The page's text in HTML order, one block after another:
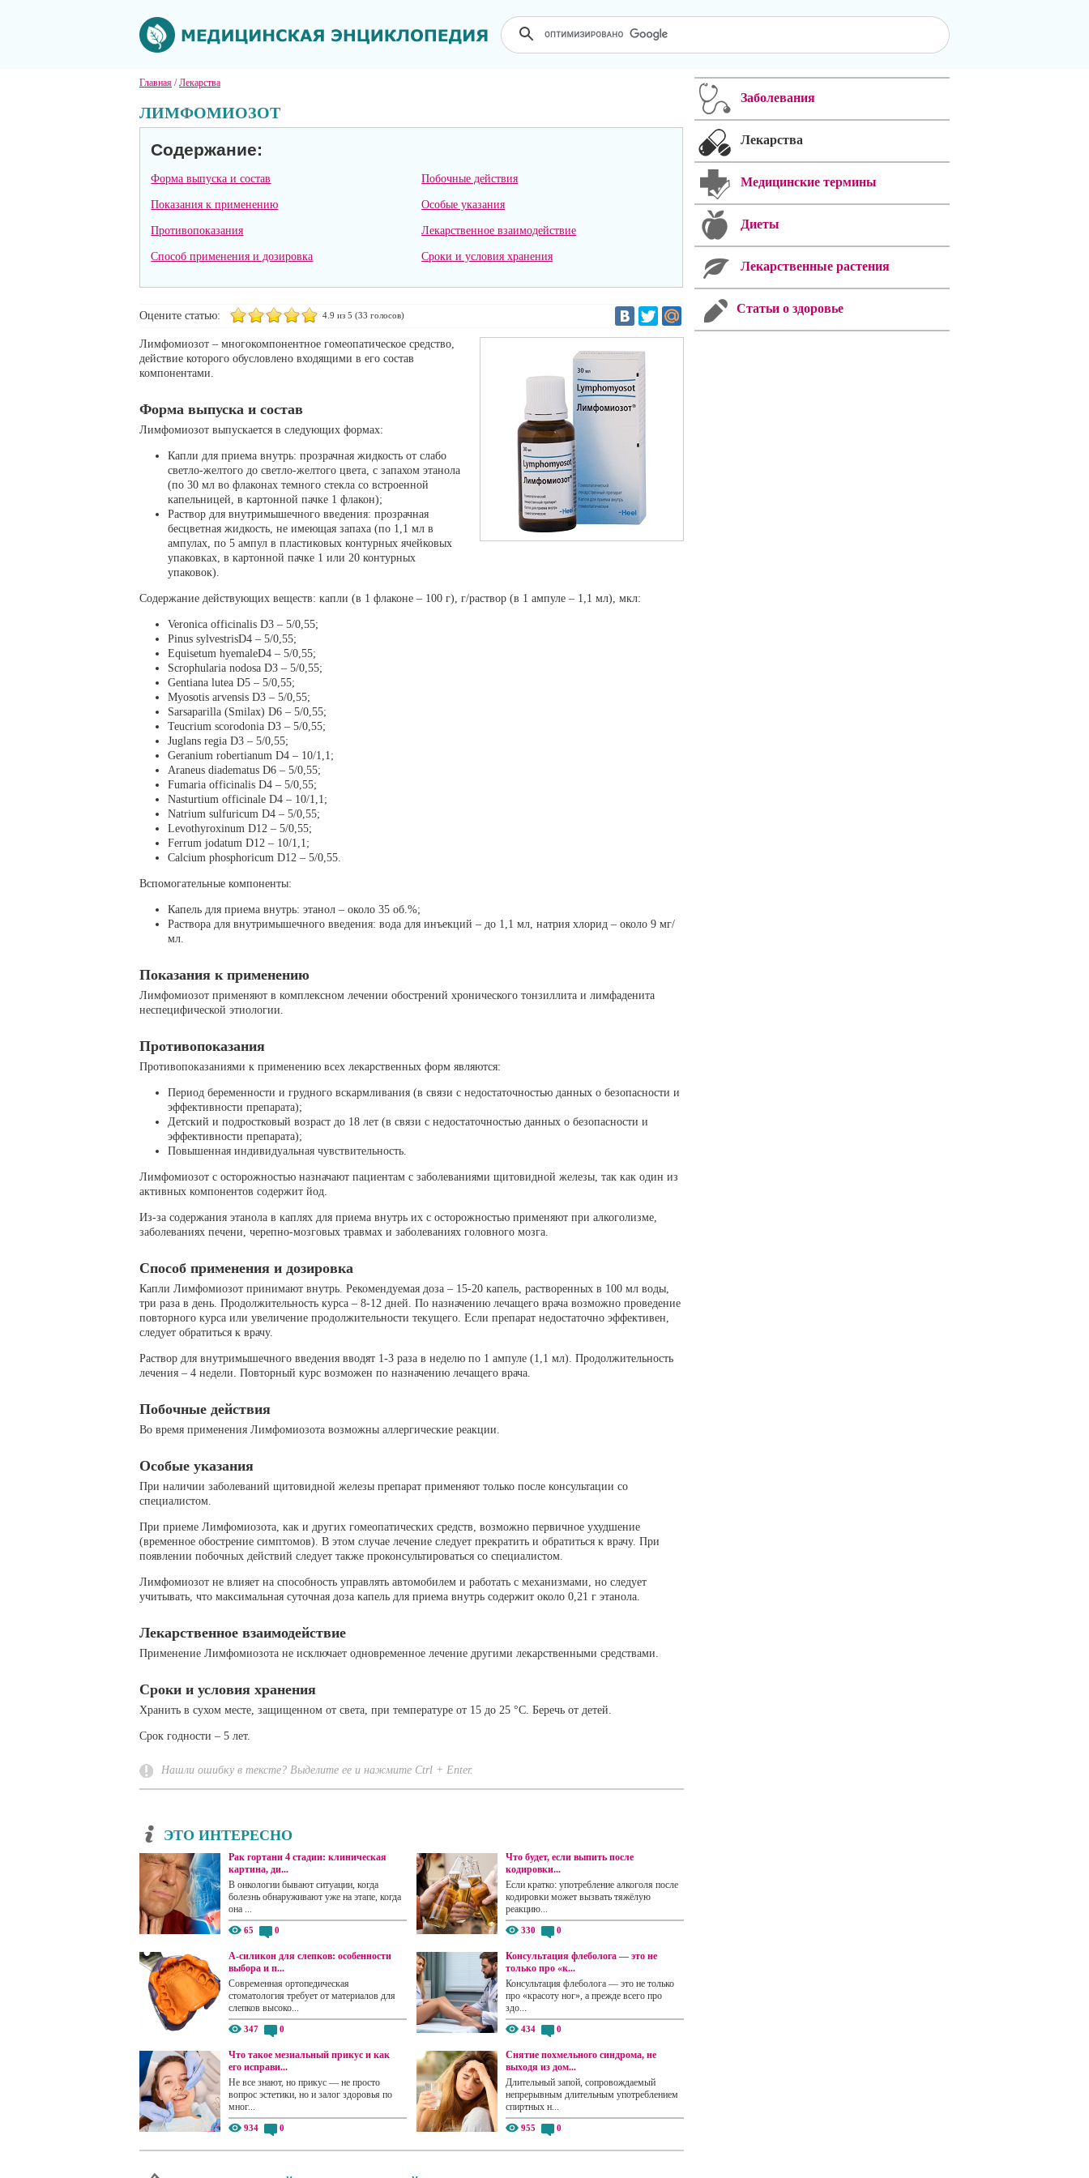
Главная /Лекарства
ЛИМФОМИОЗОТ
Содержание:
Форма выпуска и состав
Показания к применению
Противопоказания
Способ применения и дозировка
Побочные действия
Особые указания
Лекарственное взаимодействие
Сроки и условия хранения
Оцените статью: 4.9 из 5 (33 голосов)
Лимфомиозот – многокомпонентное гомеопатическое средство,
действие которого обусловлено входящими в его состав
компонентами.
Форма выпуска и состав
Лимфомиозот выпускается в следующих формах:
Капли для приема внутрь: прозрачная жидкость от слабо
светло-желтого до светло-желтого цвета, с запахом этанола
(по 30 мл во флаконах темного стекла со встроенной
капельницей, в картонной пачке 1 флакон);
Раствор для внутримышечного введения: прозрачная
бесцветная жидкость, не имеющая запаха (по 1,1 мл в
ампулах, по 5 ампул в пластиковых контурных ячейковых
упаковках, в картонной пачке 1 или 20 контурных
упаковок).
Содержание действующих веществ: капли (в 1 флаконе – 100 г), г/раствор (в 1 ампуле – 1,1 мл), мкл:
Veronica officinalis D3 – 5/0,55;
Pinus sylvestrisD4 – 5/0,55;
Equisetum hyemaleD4 – 5/0,55;
Scrophularia nodosa D3 – 5/0,55;
Gentiana lutea D5 – 5/0,55;
Myosotis arvensis D3 – 5/0,55;
Sarsaparilla (Smilax) D6 – 5/0,55;
Teucrium scorodonia D3 – 5/0,55;
Juglans regia D3 – 5/0,55;
Geranium robertianum D4 – 10/1,1;
Araneus diadematus D6 – 5/0,55;
Fumaria officinalis D4 – 5/0,55;
Nasturtium officinale D4 – 10/1,1;
Natrium sulfuricum D4 – 5/0,55;
Levothyroxinum D12 – 5/0,55;
Ferrum jodatum D12 – 10/1,1;
Calcium phosphoricum D12 – 5/0,55.
Вспомогательные компоненты:
Капель для приема внутрь: этанол – около 35 об.%;
Раствора для внутримышечного введения: вода для инъекций – до 1,1 мл, натрия хлорид – около 9 мг/
мл.
Показания к применению
Лимфомиозот применяют в комплексном лечении обострений хронического тонзиллита и лимфаденита
неспецифической этиологии.
Противопоказания
Противопоказаниями к применению всех лекарственных форм являются:
Период беременности и грудного вскармливания (в связи с недостаточностью данных о безопасности и
эффективности препарата);
Детский и подростковый возраст до 18 лет (в связи с недостаточностью данных о безопасности и
эффективности препарата);
Повышенная индивидуальная чувствительность.
Лимфомиозот с осторожностью назначают пациентам с заболеваниями щитовидной железы, так как один из
активных компонентов содержит йод.
Из-за содержания этанола в каплях для приема внутрь их с осторожностью применяют при алкоголизме,
заболеваниях печени, черепно-мозговых травмах и заболеваниях головного мозга.
Способ применения и дозировка
Капли Лимфомиозот принимают внутрь. Рекомендуемая доза – 15-20 капель, растворенных в 100 мл воды,
три раза в день. Продолжительность курса – 8-12 дней. По назначению лечащего врача возможно проведение
повторного курса или увеличение продолжительности текущего. Если препарат недостаточно эффективен,
следует обратиться к врачу.
Раствор для внутримышечного введения вводят 1-3 раза в неделю по 1 ампуле (1,1 мл). Продолжительность
лечения – 4 недели. Повторный курс возможен по назначению лечащего врача.
Побочные действия
Во время применения Лимфомиозота возможны аллергические реакции.
Особые указания
При наличии заболеваний щитовидной железы препарат применяют только после консультации со
специалистом.
При приеме Лимфомиозота, как и других гомеопатических средств, возможно первичное ухудшение
(временное обострение симптомов). В этом случае лечение следует прекратить и обратиться к врачу. При
появлении побочных действий следует также проконсультироваться со специалистом.
Лимфомиозот не влияет на способность управлять автомобилем и работать с механизмами, но следует
учитывать, что максимальная суточная доза капель для приема внутрь содержит около 0,21 г этанола.
Лекарственное взаимодействие
Применение Лимфомиозота не исключает одновременное лечение другими лекарственными средствами.
Сроки и условия хранения
Хранить в сухом месте, защищенном от света, при температуре от 15 до 25 °C. Беречь от детей.
Срок годности – 5 лет.
Нашли ошибку в тексте? Выделите ее и нажмите Ctrl + Enter.
ЭТО ИНТЕРЕСНО
Рак гортани 4 стадии: клиническая
картина, ди...
В онкологии бывают ситуации, когда
болезнь обнаруживают уже на этапе, когда
она ...
65 0
Что будет, если выпить после
кодировки...
Если кратко: употребление алкоголя после
кодировки может вызвать тяжёлую
реакцию...
330 0
А-силикон для слепков: особенности
выбора и п...
Современная ортопедическая
стоматология требует от материалов для
слепков высоко...
347 0
Консультация флеболога — это не
только про «к...
Консультация флеболога — это не только
про «красоту ног», а прежде всего про
здо...
434 0
Что такое мезиальный прикус и как
его исправи...
Не все знают, но прикус — не просто
вопрос эстетики, но и залог здоровья по
мног...
934 0
Снятие похмельного синдрома, не
выходя из дом...
Длительный запой, сопровождаемый
непрерывным длительным употреблением
спиртных н...
955 0
Заболевания
Лекарства
Медицинские термины
Диеты
Лекарственные растения
Статьи о здоровье